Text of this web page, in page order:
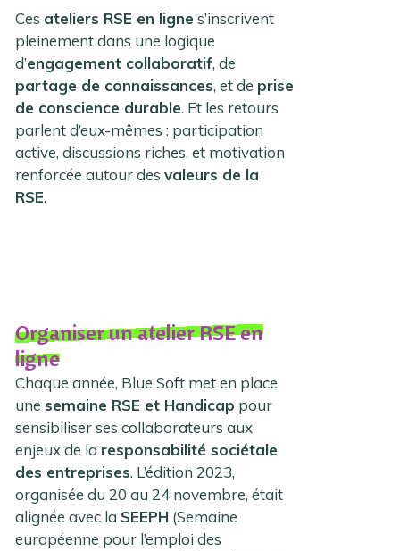
Ces ateliers RSE en ligne s’inscrivent
pleinement dans une logique
d’engagement collaboratif, de
partage de connaissances, et de prise
de conscience durable. Et les retours
parlent d’eux-mêmes : participation
active, discussions riches, et motivation
renforcée autour desvaleurs de la
RSE.
Organiser un atelier RSE en
ligne
Chaque année, Blue Soft met en place
unesemaine RSE et Handicap pour
sensibiliser ses collaborateurs aux
enjeux de la responsabilité sociétale
des entreprises. L’édition 2023,
organisée du 20 au 24 novembre, était
alignée avec la SEEPH (Semaine
européenne pour l’emploi des